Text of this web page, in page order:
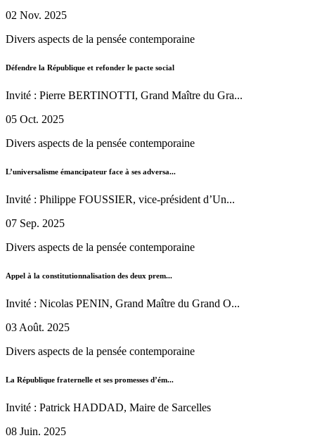
02 Nov. 2025
Divers aspects de la pensée contemporaine
Défendre la République et refonder le pacte social
Invité : Pierre BERTINOTTI, Grand Maître du Gra...
05 Oct. 2025
Divers aspects de la pensée contemporaine
L’universalisme émancipateur face à ses adversa...
Invité : Philippe FOUSSIER, vice-président d’Un...
07 Sep. 2025
Divers aspects de la pensée contemporaine
Appel à la constitutionnalisation des deux prem...
Invité : Nicolas PENIN, Grand Maître du Grand O...
03 Août. 2025
Divers aspects de la pensée contemporaine
La République fraternelle et ses promesses d’ém...
Invité : Patrick HADDAD, Maire de Sarcelles
08 Juin. 2025